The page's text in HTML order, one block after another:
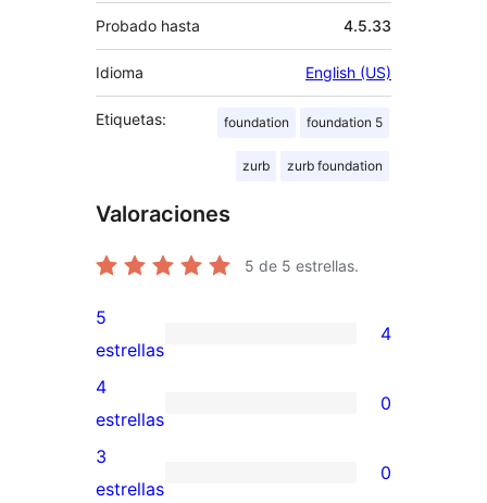
Probado hasta 4.5.33
Idioma English (US)
Etiquetas: foundation foundation 5
zurb zurb foundation
Valoraciones
5 de 5 estrellas.
4
valoraciones
de
5
estrellas
5
estrellas
4
0
valoraciones
de
4
estrellas
0
0
3
estrellas
0